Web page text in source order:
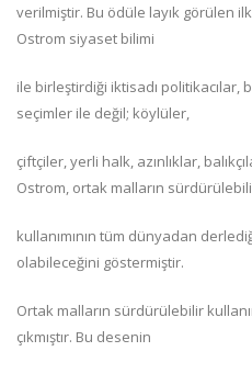
verilmiştir. Bu ödüle layık görülen
Ostrom siyaset bilimi
ile birleştirdiği iktisadı politikacılar,
seçimler ile değil; köylüler,
çiftçiler, yerli halk, azınlıklar,
Ostrom, ortak malların
kullanımının tüm dünyadan
olabileceğini göstermiştir.
Ortak malların sürdürülebilir
çıkmıştır. Bu desenin